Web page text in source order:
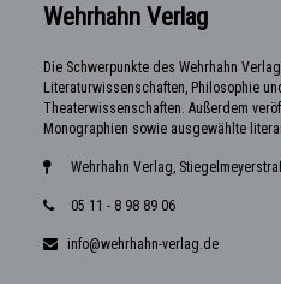
Wehrhahn Verlag
Die Schwerpunkte des Wehrhahn
Literaturwissenschaften, Philosophie
Theaterwissenschaften. Außerdem
Monographien sowie ausgewählte
Wehrhahn Verlag,
05 11 - 8 98 89 06
info@wehrhahn-verlag.de